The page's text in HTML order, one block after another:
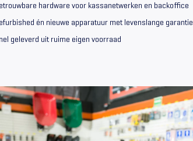
hardware voor kassanetwerken en backoffice
én nieuwe apparatuur met levenslange garantie
geleverd uit ruime eigen voorraad